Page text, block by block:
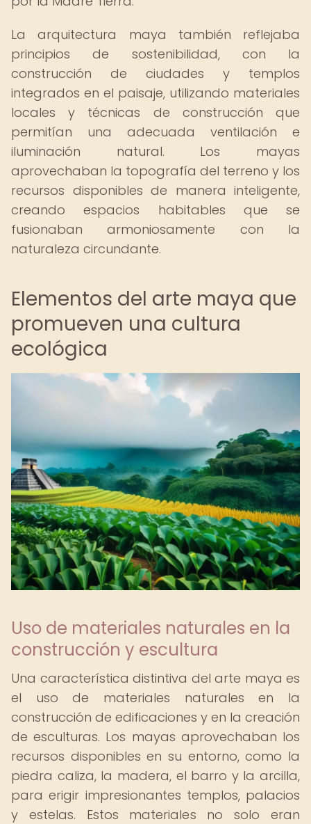
La arquitectura maya también reflejaba
principios de sostenibilidad, con la
construcción de ciudades y templos
integrados en el paisaje, utilizando materiales
locales y técnicas de construcción que
permitían una adecuada ventilación e
iluminación natural. Los mayas
aprovechaban la topografía del terreno y los
recursos disponibles de manera inteligente,
creando espacios habitables que se
fusionaban armoniosamente con la
naturaleza circundante.
Elementos del arte maya que
promueven una cultura
ecológica
Uso de materiales naturales en la
construcción y escultura
Una característica distintiva del arte maya es
el uso de materiales naturales en la
construcción de edificaciones y en la creación
de esculturas. Los mayas aprovechaban los
recursos disponibles en su entorno, como la
piedra caliza, la madera, el barro y la arcilla,
para erigir impresionantes templos, palacios
y estelas. Estos materiales no solo eran